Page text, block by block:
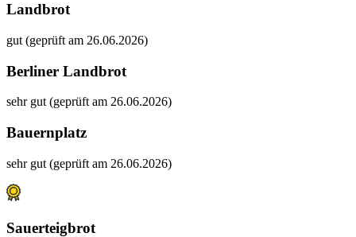
Landbrot
gut (geprüft am 26.06.2026)
Berliner Landbrot
sehr gut (geprüft am 26.06.2026)
Bauernplatz
sehr gut (geprüft am 26.06.2026)
Sauerteigbrot